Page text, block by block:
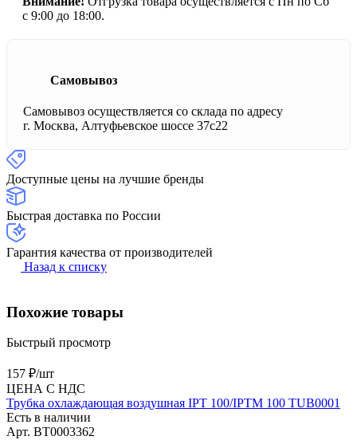
с 9:00 до 18:00.
Самовывоз
Самовывоз осуществляется со склада по адресу
г. Москва, Алтуфьевское шоссе 37с22
Доступные цены на лучшие бренды
Быстрая доставка по России
Гарантия качества от производителей
Назад к списку
Похожие товары
Быстрый просмотр
157 ₽/шт
ЦЕНА С НДС
Трубка охлаждающая воздушная IPT 100/IPTM 100 TUB0001
Есть в наличии
Арт. BT0003362